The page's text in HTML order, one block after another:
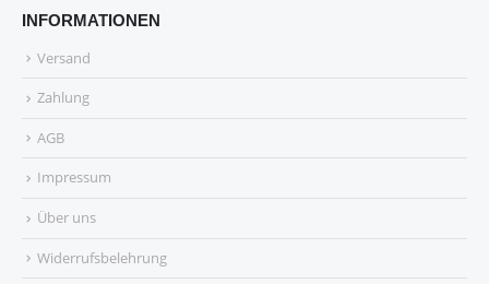
INFORMATIONEN
Versand
Zahlung
AGB
Impressum
Über uns
Widerrufsbelehrung